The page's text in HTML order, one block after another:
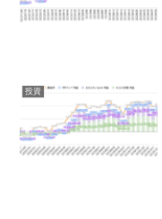
投資